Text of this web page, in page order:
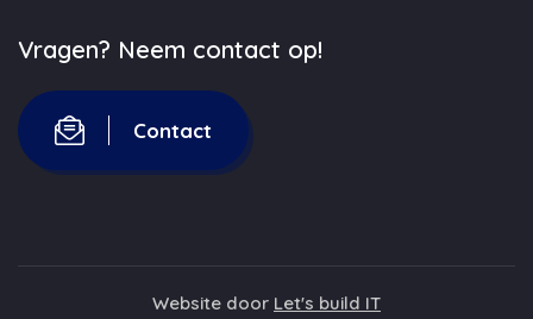
Vragen? Neem contact op!
Contact
Website door Let's build IT